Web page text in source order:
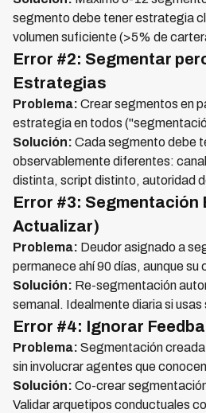
segmento debe tener estrategia
volumen suficiente (>5% de
Error #2: Segmentar
Estrategias
Problema: Crear segmentos en
estrategia en todos
Solución: Cada segmento debe
observablemente diferentes:
distinta, script distinto, autoridad
Error #3: Segmentación
Actualizar)
Problema: Deudor asignado a
permanece ahí 90 días, aunque
Solución: Re-segmentación
semanal. Idealmente diaria si
Error #4: Ignorar
Problema: Segmentación
sin involucrar agentes que
Solución: Co-crear
Validar arquetipos conductuales